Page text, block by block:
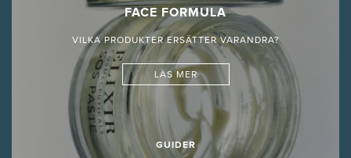
FACE FORMULA
VILKA PRODUKTER ERSÄTTER VARANDRA?
LÄS MER
GUIDER